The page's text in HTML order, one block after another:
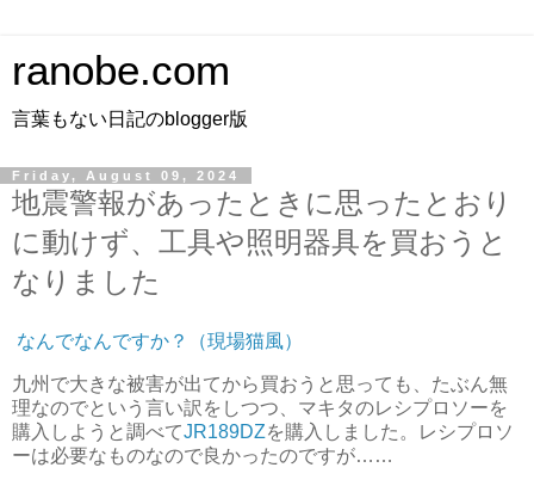
ranobe.com
言葉もない日記のblogger版
Friday, August 09, 2024
地震警報があったときに思ったとおり
に動けず、工具や照明器具を買おうと
なりました
なんでなんですか？（現場猫風）
九州で大きな被害が出てから買おうと思っても、たぶん無
理なのでという言い訳をしつつ、マキタのレシプロソーを
購入しようと調べてJR189DZを購入しました。レシプロソ
ーは必要なものなので良かったのですが……